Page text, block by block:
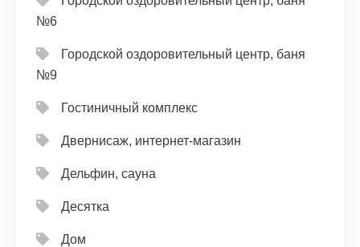
№6
Городской оздоровительный центр, баня
№9
Гостиничный комплекс
Двернисаж, интернет-магазин
Дельфин, сауна
Десятка
Дом